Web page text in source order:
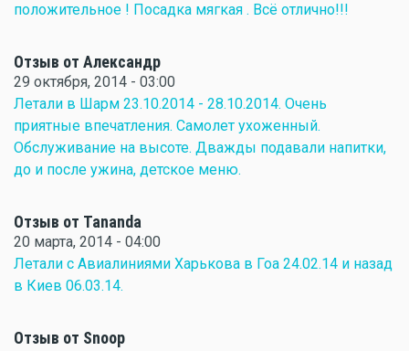
положительное ! Посадка мягкая . Всё отлично!!!
Отзыв от Александр
29 октября, 2014 - 03:00
Летали в Шарм 23.10.2014 - 28.10.2014. Очень
приятные впечатления. Самолет ухоженный.
Обслуживание на высоте. Дважды подавали напитки,
до и после ужина, детское меню.
Отзыв от Tananda
20 марта, 2014 - 04:00
Летали с Авиалиниями Харькова в Гоа 24.02.14 и назад
в Киев 06.03.14.
Отзыв от Snoop